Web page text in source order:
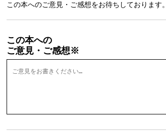
この本へのご意見・ご感想をお待ちしております。
この本への
ご意見・ご感想※